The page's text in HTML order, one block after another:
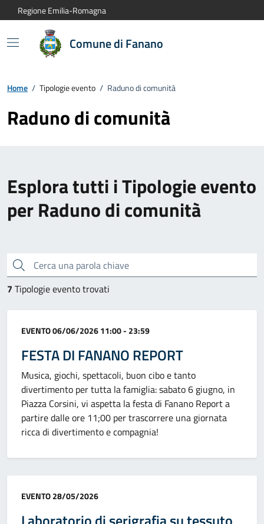
Vai al contenuto principale
Vai alla navigazione del sito
Vai al piede di pagina
Regione Emilia-Romagna
Comune di Fanano
Home / Tipologie evento / Raduno di comunità
Raduno di comunità
Esplora tutti i Tipologie evento
per Raduno di comunità
Cerca una parola chiave
7 Tipologie evento trovati
Categoria:
EVENTO06/06/2026 11:00 - 23:59
FESTA DI FANANO REPORT
Musica, giochi, spettacoli, buon cibo e tanto
divertimento per tutta la famiglia: sabato 6 giugno, in
Piazza Corsini, vi aspetta la festa di Fanano Report a
partire dalle ore 11;00 per trascorrere una giornata
ricca di divertimento e compagnia!
Categoria:
EVENTO28/05/2026